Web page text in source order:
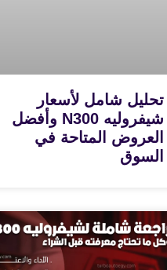
تحليل شامل لأسعار
شيفروليه N300 وأفضل
العروض المتاحة في
السوق